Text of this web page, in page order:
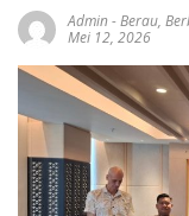
Admin-Berau,
Mei 12, 2026